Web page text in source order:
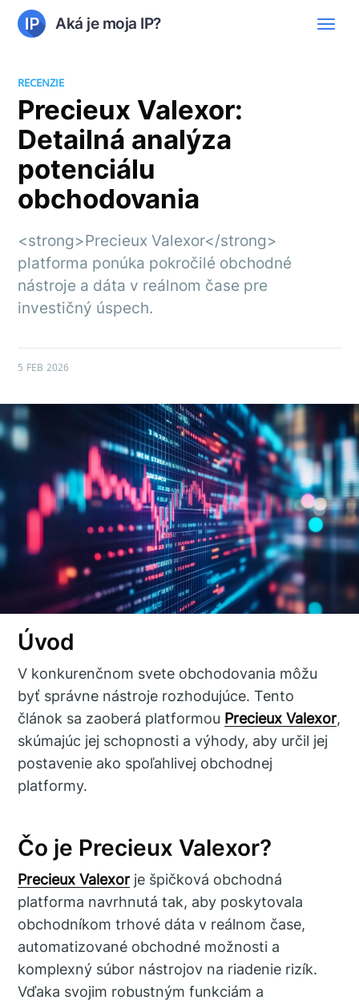
Aká je moja IP?
RECENZIE
Precieux Valexor:
Detailná analýza
potenciálu
obchodovania
<strong>Precieux Valexor</strong>
platforma ponúka pokročilé obchodné
nástroje a dáta v reálnom čase pre
investičný úspech.
5 FEB 2026
Úvod
V konkurenčnom svete obchodovania môžu
byť správne nástroje rozhodujúce. Tento
článok sa zaoberá platformou Precieux Valexor,
skúmajúc jej schopnosti a výhody, aby určil jej
postavenie ako spoľahlivej obchodnej
platformy.
Čo je Precieux Valexor?
Precieux Valexor je špičková obchodná
platforma navrhnutá tak, aby poskytovala
obchodníkom trhové dáta v reálnom čase,
automatizované obchodné možnosti a
komplexný súbor nástrojov na riadenie rizík.
Vďaka svojim robustným funkciám a